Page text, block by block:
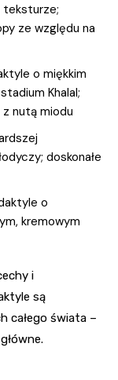
teksturze;
ze względu na
o miękkim
Khalal;
nutą miodu
doskonałe
o
kremowym
i
są
całego świata –